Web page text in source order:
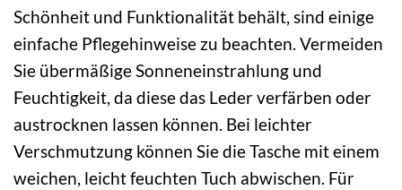
Schönheit und Funktionalität behält, sind einige
einfache Pflegehinweise zu beachten. Vermeiden
Sie übermäßige Sonneneinstrahlung und
Feuchtigkeit, da diese das Leder verfärben oder
austrocknen lassen können. Bei leichter
Verschmutzung können Sie die Tasche mit einem
weichen, leicht feuchten Tuch abwischen. Für